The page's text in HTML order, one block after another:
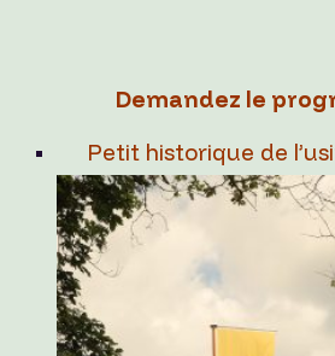
Demandez le
Petit historique de